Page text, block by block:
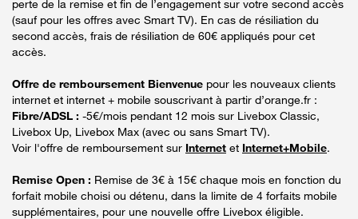
perte de la remise et fin de l’engagement sur votre second accès
(sauf pour les offres avec Smart TV). En cas de résiliation du
second accès, frais de résiliation de 60€ appliqués pour cet
accès.
Offre de remboursement Bienvenue pour les nouveaux clients
internet et internet + mobile souscrivant à partir d’orange.fr :
Fibre/ADSL : -5€/mois pendant 12 mois sur Livebox Classic,
Livebox Up, Livebox Max (avec ou sans Smart TV).
Voir l'offre de remboursement sur Internet et Internet+Mobile.
Remise Open : Remise de 3€ à 15€ chaque mois en fonction du
forfait mobile choisi ou détenu, dans la limite de 4 forfaits mobile
supplémentaires, pour une nouvelle offre Livebox éligible.